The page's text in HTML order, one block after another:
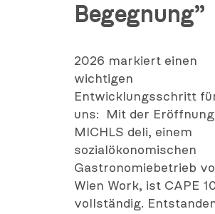
Begegnung”
2026 markiert einen
wichtigen
Entwicklungsschritt
uns: Mit der
MICHLS deli, einem
sozialökonomischen
Gastronomiebetrieb
Wien Work, ist CAPE
vollständig.